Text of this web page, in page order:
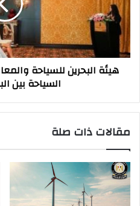
تنظم
ورشة
عمل
لتعزيز
السياحة
هيئة البحرين للسياحة
السياحة بين
مقالات ذات صلة